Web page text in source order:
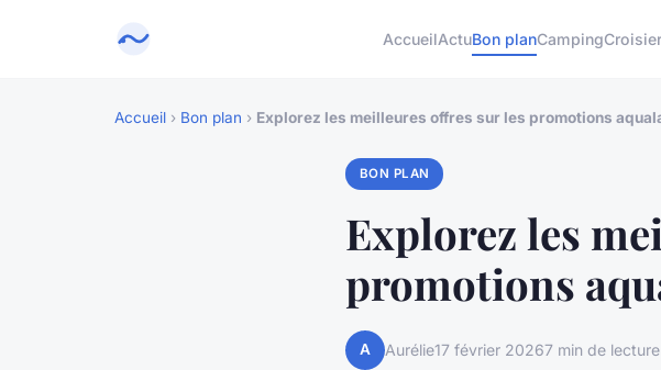
AccueilActuBon planCamping
Accueil › Bon plan › Explorez les meilleures offres sur les promotions
BON PLAN
Explorez les
promotions
A Aurélie17 février 20267 min de lecture